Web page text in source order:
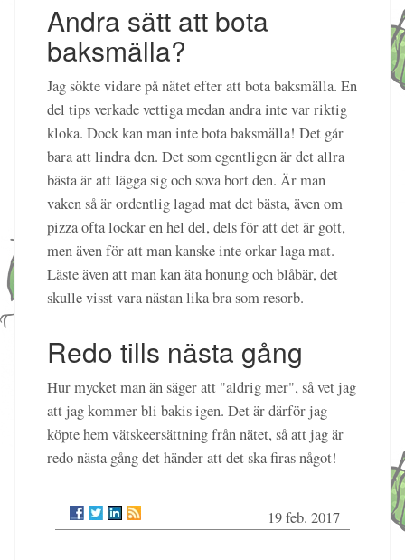
Andra sätt att bota
baksmälla?
Jag sökte vidare på nätet efter att bota baksmälla. En
del tips verkade vettiga medan andra inte var riktig
kloka. Dock kan man inte bota baksmälla! Det går
bara att lindra den. Det som egentligen är det allra
bästa är att lägga sig och sova bort den. Är man
vaken så är ordentlig lagad mat det bästa, även om
pizza ofta lockar en hel del, dels för att det är gott,
men även för att man kanske inte orkar laga mat.
Läste även att man kan äta honung och blåbär, det
skulle visst vara nästan lika bra som resorb.
Redo tills nästa gång
Hur mycket man än säger att "aldrig mer", så vet jag
att jag kommer bli bakis igen. Det är därför jag
köpte hem vätskeersättning från nätet, så att jag är
redo nästa gång det händer att det ska firas något!
19 feb. 2017